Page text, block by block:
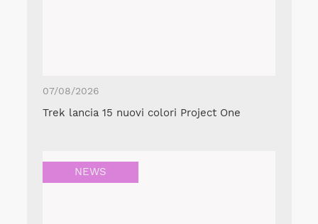
07/08/2026
Trek lancia 15 nuovi colori Project One
NEWS